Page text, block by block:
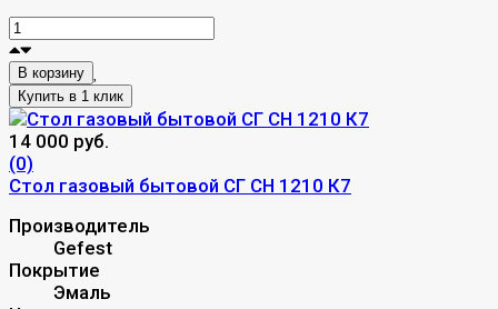
В корзину
14 000 руб.
(0)
Стол газовый бытовой СГ СН 1210 К7
Производитель
Gefest
Покрытие
Эмаль